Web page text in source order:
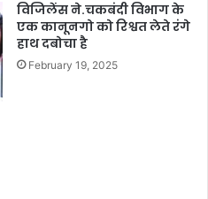
विजिलेंस ने.चकबंदी विभाग के
एक कानूनगो को रिश्वत लेते रंगे
हाथ दबोचा है
February 19, 2025